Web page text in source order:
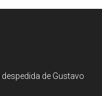
despedida de Gustavo